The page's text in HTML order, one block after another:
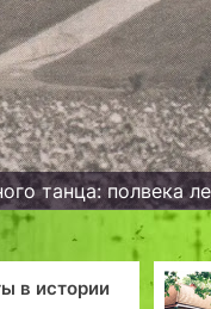
танца: полвека